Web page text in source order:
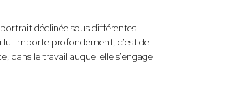
déclinée sous différentes
lui importe profondément, c'est de
dans le travail auquel elle s'engage